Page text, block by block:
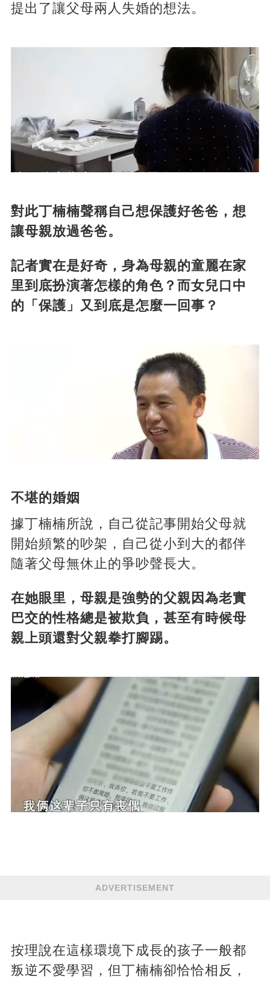
提出了讓父母兩人失婚的想法。
對此丁楠楠聲稱自己想保護好爸爸，想
讓母親放過爸爸。
記者實在是好奇，身為母親的童麗在家
里到底扮演著怎樣的角色？而女兒口中
的「保護」又到底是怎麼一回事？
不堪的婚姻
據丁楠楠所說，自己從記事開始父母就
開始頻繁的吵架，自己從小到大的都伴
隨著父母無休止的爭吵聲長大。
在她眼里，母親是強勢的父親因為老實
巴交的性格總是被欺負，甚至有時候母
親上頭還對父親拳打腳踢。
ADVERTISEMENT
按理說在這樣環境下成長的孩子一般都
叛逆不愛學習，但丁楠楠卻恰恰相反，